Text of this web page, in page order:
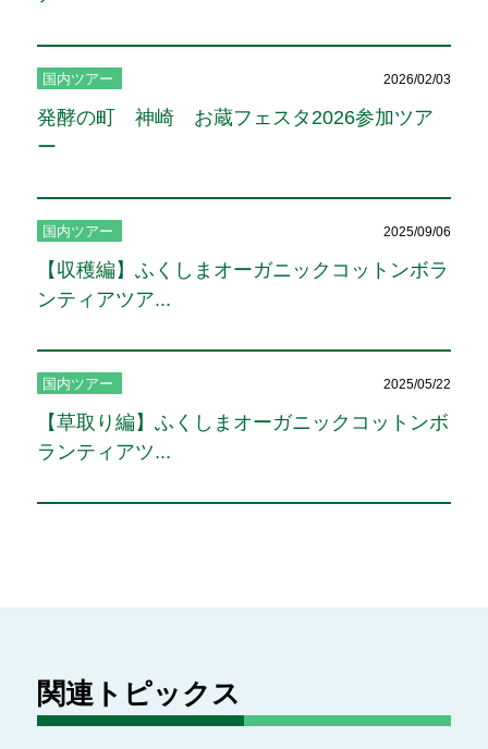
国内ツアー 2026/02/03
発酵の町 神崎 お蔵フェスタ2026参加ツア
ー
国内ツアー 2025/09/06
【収穫編】ふくしまオーガニックコットンボラ
ンティアツア...
国内ツアー 2025/05/22
【草取り編】ふくしまオーガニックコットンボ
ランティアツ...
関連トピックス